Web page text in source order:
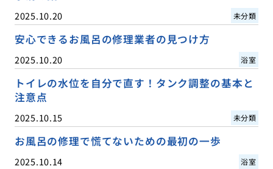
2025.10.20 未分類
安心できるお風呂の修理業者の見つけ方
2025.10.20 浴室
トイレの水位を自分で直す！タンク調整の基本と
注意点
2025.10.15 未分類
お風呂の修理で慌てないための最初の一歩
2025.10.14 浴室